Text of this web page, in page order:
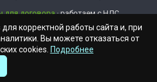
для договора· работаем с НДС
apple.ru
Яблоко 2009 - 2026
корректной работы сайта и, при
Вы можете отказаться от
cookies. Подробнее